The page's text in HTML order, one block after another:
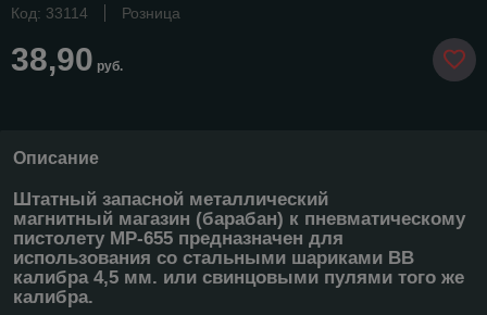
Код: 33114
Розница
38,90 руб.
Описание
Штатный запасной металлический
магнитный магазин (барабан) к пневматическому
пистолету МР-655 предназначен для
использования со стальными шариками ВВ
калибра 4,5 мм. или свинцовыми пулями того же
калибра.